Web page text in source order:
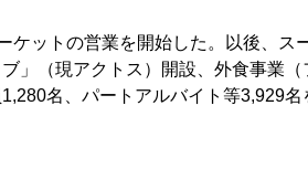
ットの営業を開始した。以後、ス
」（現アクトス）開設、外食事業（
名、パートアルバイト等3,929名